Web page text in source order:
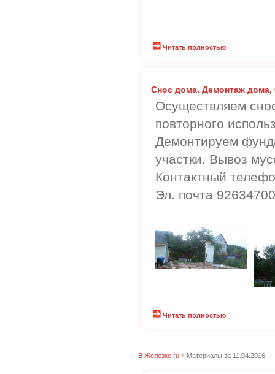
Читать полностью
Снос дома. Демонтаж дома,
Осуществляем
повторного
Демонтируем
участки. Вывоз
Контактный
Эл. почта
Читать полностью
В Железке.ru » Материалы за 11.04.2016